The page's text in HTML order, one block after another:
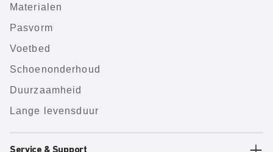
Materialen
Pasvorm
Voetbed
Schoenonderhoud
Duurzaamheid
Lange levensduur